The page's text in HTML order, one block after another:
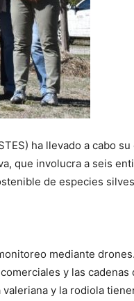
ha llevado a cabo
que involucra a seis
de especies
mediante
y las cadenas
y la rodiola